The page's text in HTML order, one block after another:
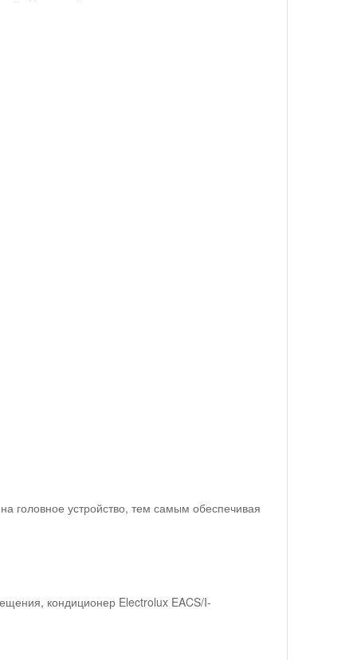
головное устройство, тем самым обеспечивая
кондиционер Electrolux EACS/I-